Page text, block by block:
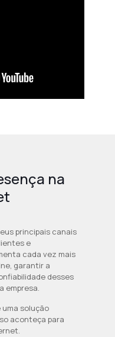
na
principais canais
e
cada vez mais
garantir a
desses
empresa.
solução
aconteça para